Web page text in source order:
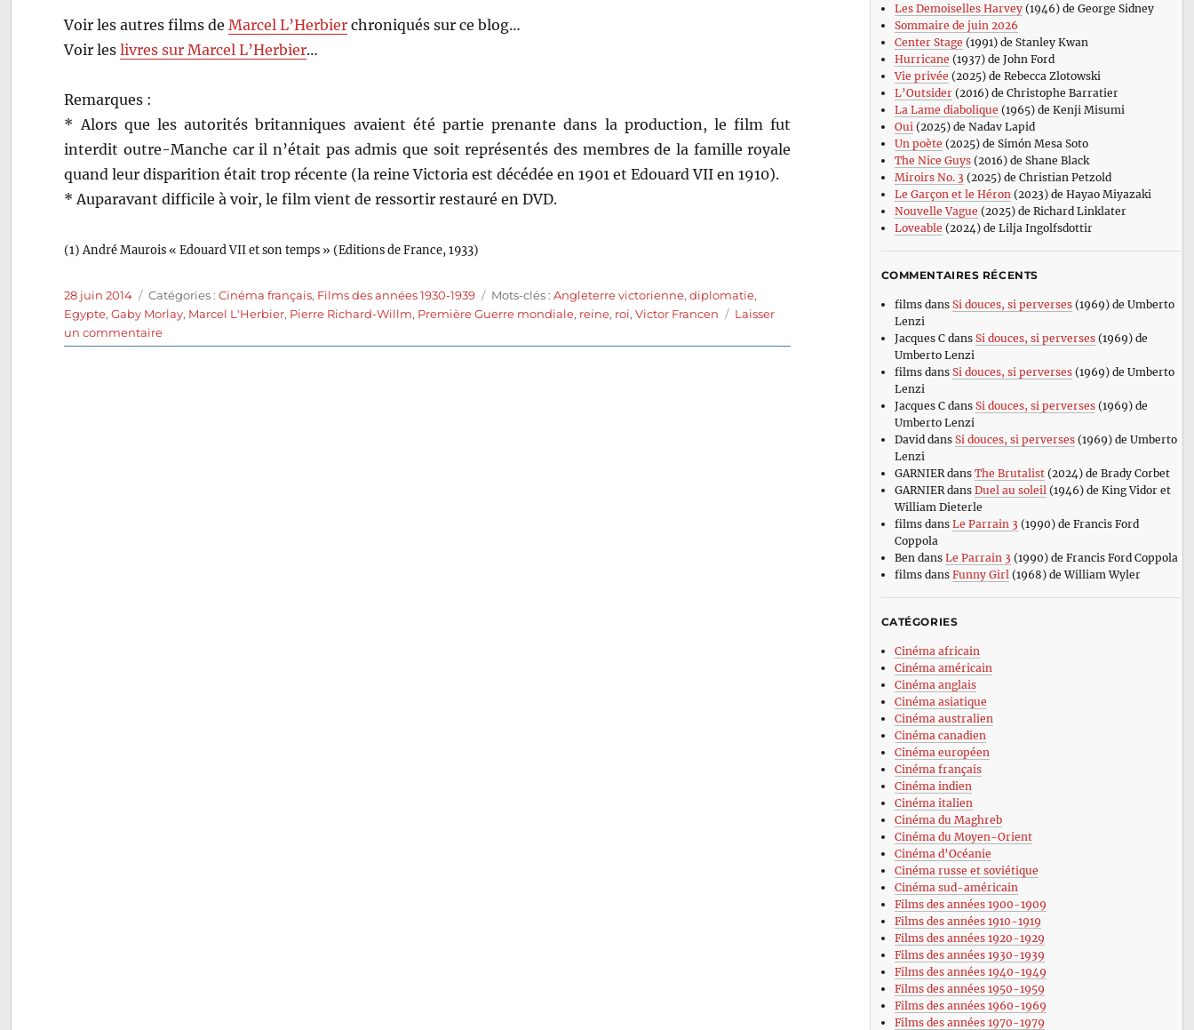
Voir les autres films deMarcel L’Herbier chroniqués sur ce blog…
Voir leslivres sur Marcel L’Herbier…
Remarques :
* Alors que les autorités britanniques avaient été partie prenante dans la production, le film fut
interdit outre-Manche car il n’était pas admis que soit représentés des membres de la famille royale
quand leur disparition était trop récente (la reine Victoria est décédée en 1901 et Edouard VII en 1910).
* Auparavant difficile à voir, le film vient de ressortir restauré en DVD.
(1) André Maurois « Edouard VII et son temps » (Editions de France, 1933)
Publié
le
28 juin 2014 Catégories
Catégories :Cinéma français, Films des années 1930-1939 Étiquettes
Mots-clés :Angleterre victorienne,diplomatie,
Egypte,Gaby Morlay, Marcel L'Herbier, Pierre Richard-Willm, Première Guerre mondiale, reine, roi,Victor Francen
Laisser
un commentairesur
Entente
Les Demoiselles Harvey(1946) de George Sidney
Sommaire de juin 2026
Center Stage (1991) de Stanley Kwan
Hurricane (1937) de John Ford
Vie privée (2025) de Rebecca Zlotowski
L’Outsider(2016) de Christophe Barratier
La Lame diabolique (1965) de Kenji Misumi
Oui(2025) de Nadav Lapid
Un poète (2025) de Simón Mesa Soto
The Nice Guys(2016) de Shane Black
Miroirs No. 3 (2025) de Christian Petzold
Le Garçon et le Héron(2023) de Hayao Miyazaki
Nouvelle Vague (2025) de Richard Linklater
Loveable (2024) de Lilja Ingolfsdottir
COMMENTAIRES RÉCENTS
filmsdans Si douces, si perverses(1969) de Umberto
Lenzi
Jacques Cdans Si douces, si perverses(1969) de
Umberto Lenzi
filmsdans Si douces, si perverses(1969) de Umberto
Lenzi
Jacques Cdans Si douces, si perverses(1969) de
Umberto Lenzi
David dans Si douces, si perverses(1969) de Umberto
Lenzi
GARNIERdans The Brutalist(2024) de Brady Corbet
GARNIERdans Duel au soleil (1946) de King Vidor et
William Dieterle
filmsdans Le Parrain 3 (1990) de Francis Ford
Coppola
Ben dans Le Parrain 3 (1990) de Francis Ford Coppola
filmsdans Funny Girl (1968) de William Wyler
CATÉGORIES
Cinéma africain
Cinéma américain
Cinéma anglais
Cinéma asiatique
Cinéma australien
Cinéma canadien
Cinéma européen
Cinéma français
Cinéma indien
Cinéma italien
Cinéma du Maghreb
Cinéma du Moyen-Orient
Cinéma d’Océanie
Cinéma russe et soviétique
Cinéma sud-américain
Films des années 1900-1909
Films des années 1910-1919
Films des années 1920-1929
Films des années 1930-1939
Films des années 1940-1949
Films des années 1950-1959
Films des années 1960-1969
Films des années 1970-1979